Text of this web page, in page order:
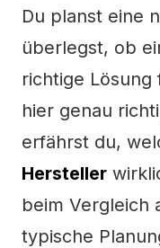
Du planst eine
überlegst, ob
richtige Lösung
hier genau
erfährst du,
Hersteller
beim Vergleich
typische